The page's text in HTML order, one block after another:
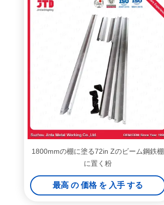
1800mmの棚に塗る72in Zのビーム鋼鉄棚
に置く粉
最高 の 価格 を 入手 する